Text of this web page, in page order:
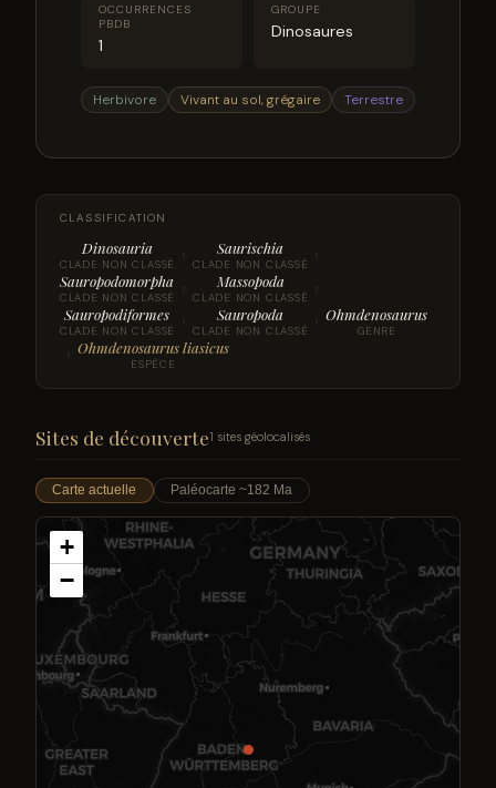
OCCURRENCES
PBDB
1
GROUPE
Dinosaures
Herbivore Vivant au sol, grégaire Terrestre
CLASSIFICATION
Dinosauria
CLADE NON CLASSÉ › Saurischia
CLADE NON CLASSÉ ›
Sauropodomorpha
CLADE NON CLASSÉ › Massopoda
CLADE NON CLASSÉ ›
Sauropodiformes
CLADE NON CLASSÉ › Sauropoda
CLADE NON CLASSÉ › Ohmdenosaurus
GENRE
› Ohmdenosaurus liasicus
ESPÈCE
Sites de découverte1 sites géolocalisés
Carte actuelle Paléocarte ~182 Ma
+
−